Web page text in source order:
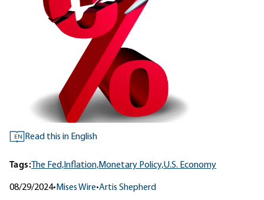
EN Read this in English
Tags: The Fed, Inflation,Monetary Policy,U.S. Economy
08/29/2024• Mises Wire•Artis Shepherd